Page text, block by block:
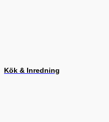
Kök & Inredning